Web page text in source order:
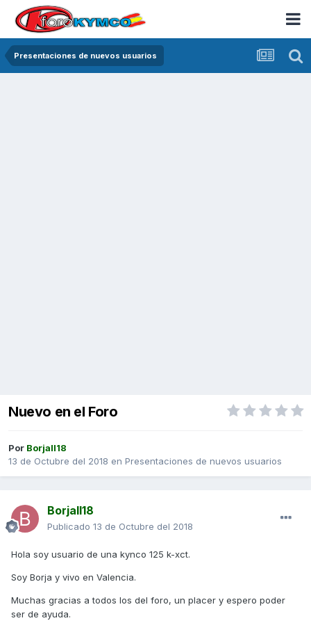
Presentaciones de nuevos usuarios
Nuevo en el Foro
Por Borjall18
13 de Octubre del 2018 en Presentaciones de nuevos usuarios
Borjall18
Publicado 13 de Octubre del 2018
Hola soy usuario de una kynco 125 k-xct.
Soy Borja y vivo en Valencia.
Muchas gracias a todos los del foro, un placer y espero poder
ser de ayuda.